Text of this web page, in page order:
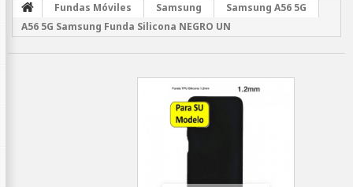
Fundas Móviles Samsung
Samsung A56 5G
A56 5G Samsung Funda Silicona NEGRO UN